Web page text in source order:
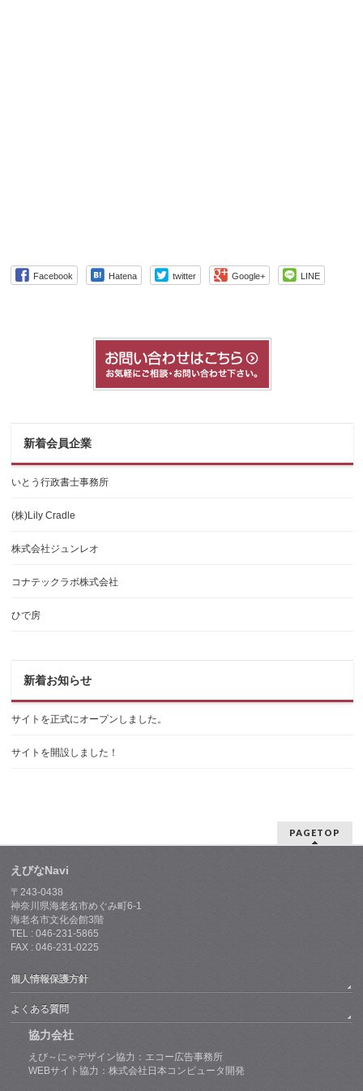
Facebook Hatena twitter Google+ LINE
新着会員企業
いとう行政書士事務所
(株)Lily Cradle
株式会社ジュンレオ
コナテックラボ株式会社
ひで房
新着お知らせ
サイトを正式にオープンしました。
サイトを開設しました！
PAGETOP
えびなNavi
〒243-0438
神奈川県海老名市めぐみ町6-1
海老名市文化会館3階
TEL : 046-231-5865
FAX : 046-231-0225
個人情報保護方針
よくある質問
協力会社
えび～にゃデザイン協力：エコー広告事務所
WEBサイト協力：株式会社日本コンピュータ開発